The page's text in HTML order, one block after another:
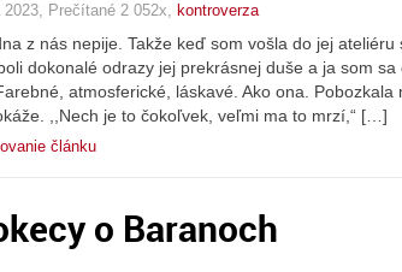
2023, Prečítané 2 052x, kontroverza
z nás nepije. Takže keď som vošla do jej
dokonalé odrazy jej prekrásnej duše a ja som
atmosferické, láskavé. Ako ona.
,,Nech je to čokoľvek, veľmi ma to mrzí,“ […]
článku
o Baranoch